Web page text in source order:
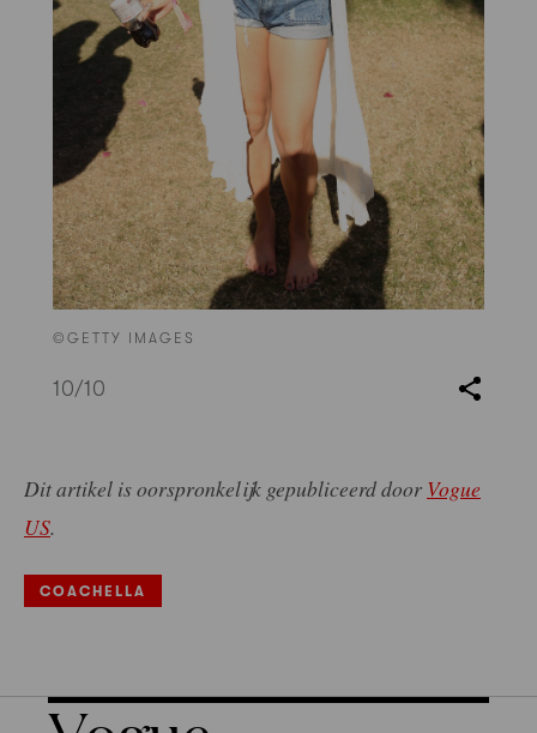
©GETTY IMAGES
10/10
Dit artikel is oorspronkelijk gepubliceerd door Vogue
US.
COACHELLA